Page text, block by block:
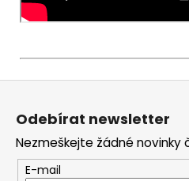
Z
Odebírat newsletter
Nezmeškejte žádné novinky
E-mail